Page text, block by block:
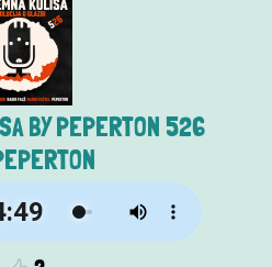
BY PEPERTON 526